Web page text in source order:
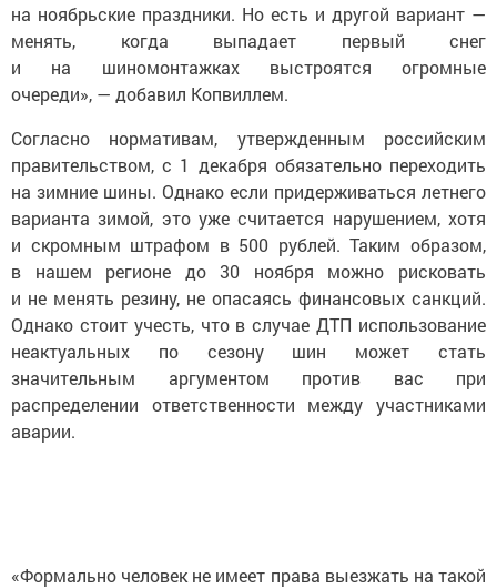
на ноябрьские праздники. Но есть и другой вариант —
менять, когда выпадает первый снег
и на шиномонтажках выстроятся огромные
очереди», — добавил Копвиллем.
Согласно нормативам, утвержденным российским
правительством, с 1 декабря обязательно переходить
на зимние шины. Однако если придерживаться летнего
варианта зимой, это уже считается нарушением, хотя
и скромным штрафом в 500 рублей. Таким образом,
в нашем регионе до 30 ноября можно рисковать
и не менять резину, не опасаясь финансовых санкций.
Однако стоит учесть, что в случае ДТП использование
неактуальных по сезону шин может стать
значительным аргументом против вас при
распределении ответственности между участниками
аварии.
«Формально человек не имеет права выезжать на такой